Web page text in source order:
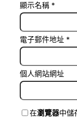
顯示名稱 *
電子郵件地址 *
個人網站網址
在瀏覽器中儲